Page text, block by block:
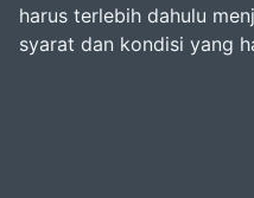
harus terlebih dahulu
syarat dan kondisi yang